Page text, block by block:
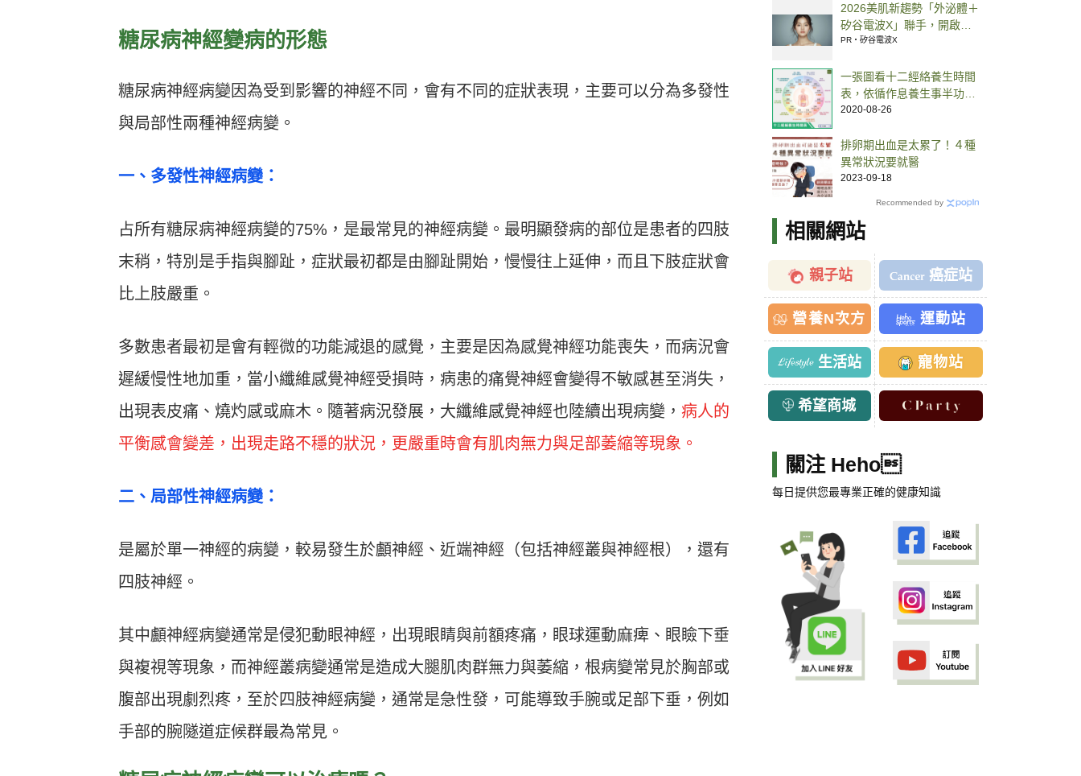
糖尿病神經變病的形態
糖尿病神經病變因為受到影響的神經不同，會有不同的症狀表現，主要可以分為多發性
與局部性兩種神經病變。
一、多發性神經病變：
占所有糖尿病神經病變的75%，是最常見的神經病變。最明顯發病的部位是患者的四肢
末稍，特別是手指與腳趾，症狀最初都是由腳趾開始，慢慢往上延伸，而且下肢症狀會
比上肢嚴重。
多數患者最初是會有輕微的功能減退的感覺，主要是因為感覺神經功能喪失，而病況會
遲緩慢性地加重，當小纖維感覺神經受損時，病患的痛覺神經會變得不敏感甚至消失，
出現表皮痛、燒灼感或麻木。隨著病況發展，大纖維感覺神經也陸續出現病變， 病人的
平衡感會變差，出現走路不穩的狀況，更嚴重時會有肌肉無力與足部萎縮等現象。
二、局部性神經病變：
是屬於單一神經的病變，較易發生於顱神經、近端神經（包括神經叢與神經根），還有
四肢神經。
其中顱神經病變通常是侵犯動眼神經，出現眼睛與前額疼痛，眼球運動麻痺、眼瞼下垂
與複視等現象，而神經叢病變通常是造成大腿肌肉群無力與萎縮，根病變常見於胸部或
腹部出現劇烈疼，至於四肢神經病變，通常是急性發，可能導致手腕或足部下垂，例如
手部的腕隧道症候群最為常見。
2026美肌新趨勢「外泌體＋
矽谷電波X」聯手，開啟高
階養膚新世代
PR・矽谷電波X
一張圖看十二經絡養生時間
表，依循作息養生事半功
倍！
2020-08-26
排卵期出血是太累了！４種
異常狀況要就醫
2023-09-18
Recommended by
相關網站
親子站 癌症站
營養N次方 運動站
生活站 寵物站
希望商城
關注 Heho
每日提供您最專業正確的健康知識